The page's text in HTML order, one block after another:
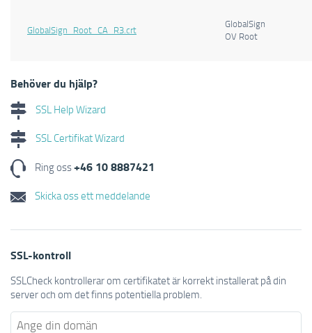
GlobalSign_Root_CA_R3.crt
GlobalSign
OV Root
Behöver du hjälp?
SSL Help Wizard
SSL Certifikat Wizard
Ring oss+46 10 8887421
Skicka oss ett meddelande
SSL-kontroll
SSLCheck kontrollerar om certifikatet är korrekt installerat på din
server och om det finns potentiella problem.